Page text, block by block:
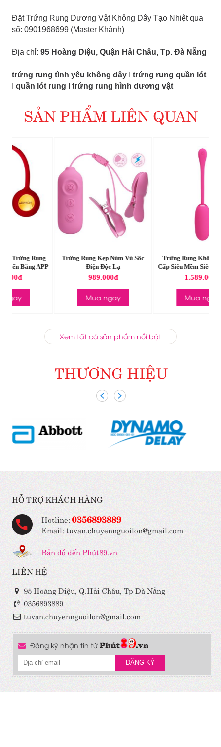
Đặt Trứng Rung Dương Vật Không Dây Tạo Nhiệt qua
số: 0901968699 (Master Khánh)
Địa chỉ: 95 Hoàng Diệu, Quận Hải Châu, Tp. Đà Nẵng
trứng rung tình yêu không dây
trứng rung quần lót
quần lót rung trứng rung hình dương vật
SẢN PHẨM LIÊN QUAN
Trứng Rung Kẹp Núm Vú Sốc
Điện Độc Lạ
Trứng Rung Không Dây Cao
Cấp Siêu Mềm Siêu Rung Julius
Xem tất cả sản phẩm nổi bật
THƯƠNG HIỆU
HỖ TRỢ KHÁCH HÀNG
Hotline: 0356893889
Email: tuvan.chuyennguoilon@gmail.com
Bản đồ đến Phút89.vn
LIÊN HỆ
95 Hoàng Diệu, Q.Hải Châu, Tp Đà Nẵng
0356893889
tuvan.chuyennguoilon@gmail.com
Đăng ký nhận tin từ